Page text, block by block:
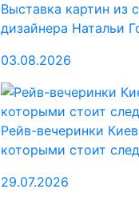
Выставка картин из
дизайнера Натальи
03.08.2026
Рейв-вечеринки
которыми стоит
29.07.2026